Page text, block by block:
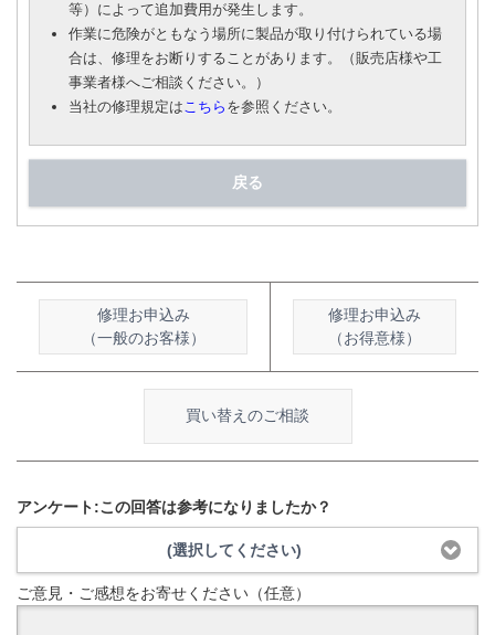
等）によって追加費用が発生します。
作業に危険がともなう場所に製品が取り付けられている場
合は、修理をお断りすることがあります。（販売店様や工
事業者様へご相談ください。）
当社の修理規定はこちら を参照ください。
戻る
修理お申込み
（一般のお客様）
修理お申込み
（お得意様）
買い替えのご相談
アンケート:この回答は参考になりましたか？
(選択してください)
ご意見・ご感想をお寄せください（任意）